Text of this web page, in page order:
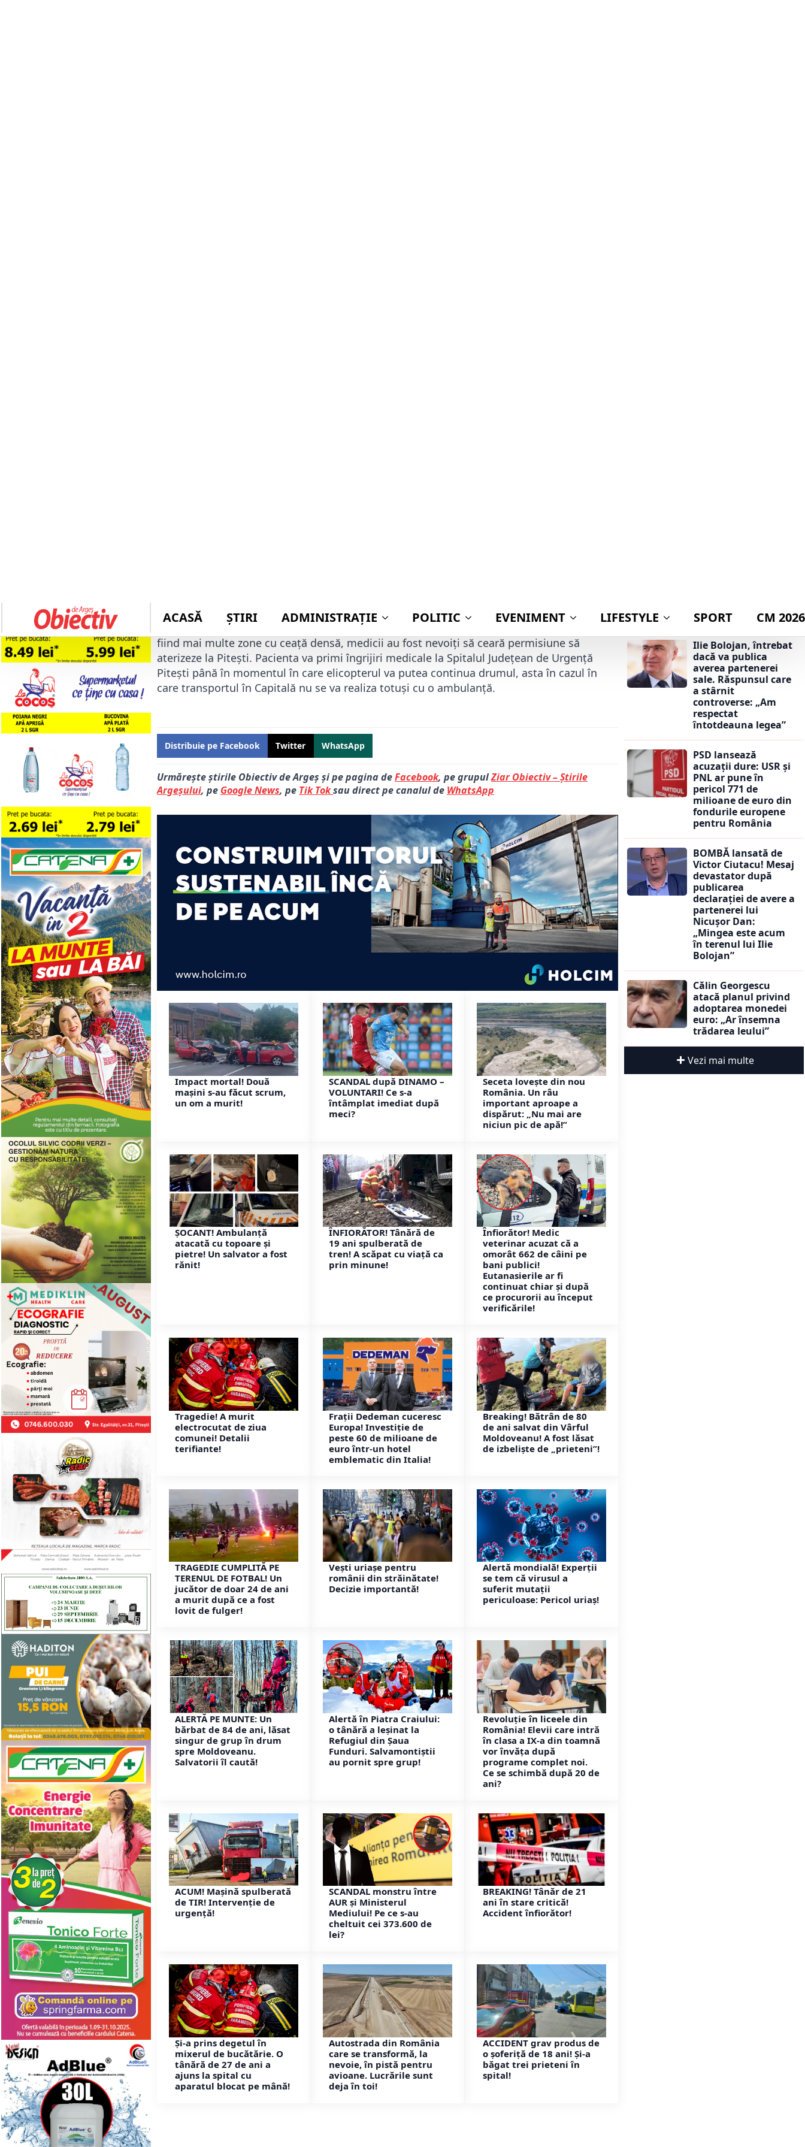
care vine cu o pacientă din Motru, județul Gorj. Femeia urma să ajungă de urgență la un
spital din București, însă din cauza condițiilor meteo nefavorabile, pe parcursul zborului
fiind mai multe zone cu ceață densă, medicii au fost nevoiți să ceară permisiune să
aterizeze la Pitești. Pacienta va primi îngrijiri medicale la Spitalul Județean de Urgență
Pitești până în momentul în care elicopterul va putea continua drumul, asta în cazul în
care transportul în Capitală nu se va realiza totuși cu o ambulanță.
Distribuie pe Facebook Twitter WhatsApp
Urmărește știrile Obiectiv de Argeș și pe pagina deFacebook, pe grupulZiar Obiectiv – Știrile
Argeșului, pe Google News, pe Tik Toksau direct pe canalul de WhatsApp
Impact mortal! Două
mașini s-au făcut scrum,
un om a murit!
SCANDAL după DINAMO –
VOLUNTARI! Ce s-a
întâmplat imediat după
meci?
Seceta lovește din nou
România. Un râu
important aproape a
dispărut: „Nu mai are
niciun pic de apă!”
ȘOCANT! Ambulanță
atacată cu topoare și
pietre! Un salvator a fost
rănit!
ÎNFIORĂTOR! Tânără de
19 ani spulberată de
tren! A scăpat cu viață ca
prin minune!
Înfiorător! Medic
veterinar acuzat că a
omorât 662 de câini pe
bani publici!
Eutanasierile ar fi
continuat chiar și după
ce procurorii au început
verificările!
Tragedie! A murit
electrocutat de ziua
comunei! Detalii
terifiante!
Frații Dedeman cuceresc
Europa! Investiție de
peste 60 de milioane de
euro într-un hotel
emblematic din Italia!
Breaking! Bătrân de 80
de ani salvat din Vârful
Moldoveanu! A fost lăsat
de izbeliște de „prieteni”!
TRAGEDIE CUMPLITĂ PE
TERENUL DE FOTBAL! Un
jucător de doar 24 de ani
a murit după ce a fost
lovit de fulger!
Vești uriașe pentru
românii din străinătate!
Decizie importantă!
Alertă mondială! Experții
se tem că virusul a
suferit mutații
periculoase: Pericol uriaș!
ALERTĂ PE MUNTE: Un
bărbat de 84 de ani, lăsat
singur de grup în drum
spre Moldoveanu.
Salvatorii îl caută!
Alertă în Piatra Craiului:
o tânără a leșinat la
Refugiul din Șaua
Funduri. Salvamontiștii
au pornit spre grup!
Revoluție în liceele din
România! Elevii care intră
în clasa a IX-a din toamnă
vor învăța după
programe complet noi.
Ce se schimbă după 20 de
ani?
ACUM! Mașină spulberată
de TIR! Intervenție de
urgență!
SCANDAL monstru între
AUR și Ministerul
Mediului! Pe ce s-au
cheltuit cei 373.600 de
lei?
BREAKING! Tânăr de 21
ani în stare critică!
Accident înfiorător!
Și-a prins degetul în
mixerul de bucătărie. O
tânără de 27 de ani a
ajuns la spital cu
aparatul blocat pe mână!
Autostrada din România
care se transformă, la
nevoie, în pistă pentru
avioane. Lucrările sunt
deja în toi!
ACCIDENT grav produs de
o șoferiță de 18 ani! Și-a
băgat trei prieteni în
spital!
PNRR”
Ilie Bolojan, întrebat
dacă va publica
averea partenerei
sale. Răspunsul care
a stârnit
controverse: „Am
respectat
întotdeauna legea”
PSD lansează
acuzații dure: USR și
PNL ar pune în
pericol 771 de
milioane de euro din
fondurile europene
pentru România
BOMBĂ lansată de
Victor Ciutacu! Mesaj
devastator după
publicarea
declarației de avere a
partenerei lui
Nicușor Dan:
„Mingea este acum
în terenul lui Ilie
Bolojan”
Călin Georgescu
atacă planul privind
adoptarea monedei
euro: „Ar însemna
trădarea leului”
Vezi mai multe